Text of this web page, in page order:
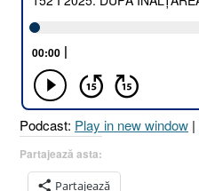
Podcast: Play in new window |
Partajează asta:
Partajează